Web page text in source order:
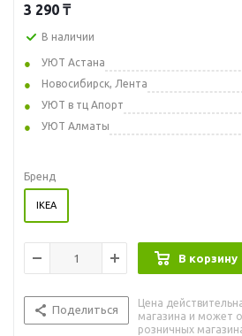
3 290 ₸
В наличии
УЮТ Астана
Новосибирск, Лента
УЮТ в тц Апорт
УЮТ Алматы
Бренд
IKEA
В корзину
Поделиться
Цена
магазина и может
розничных